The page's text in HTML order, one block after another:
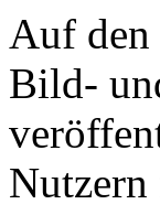
Auf den
Bild-
Nutzern